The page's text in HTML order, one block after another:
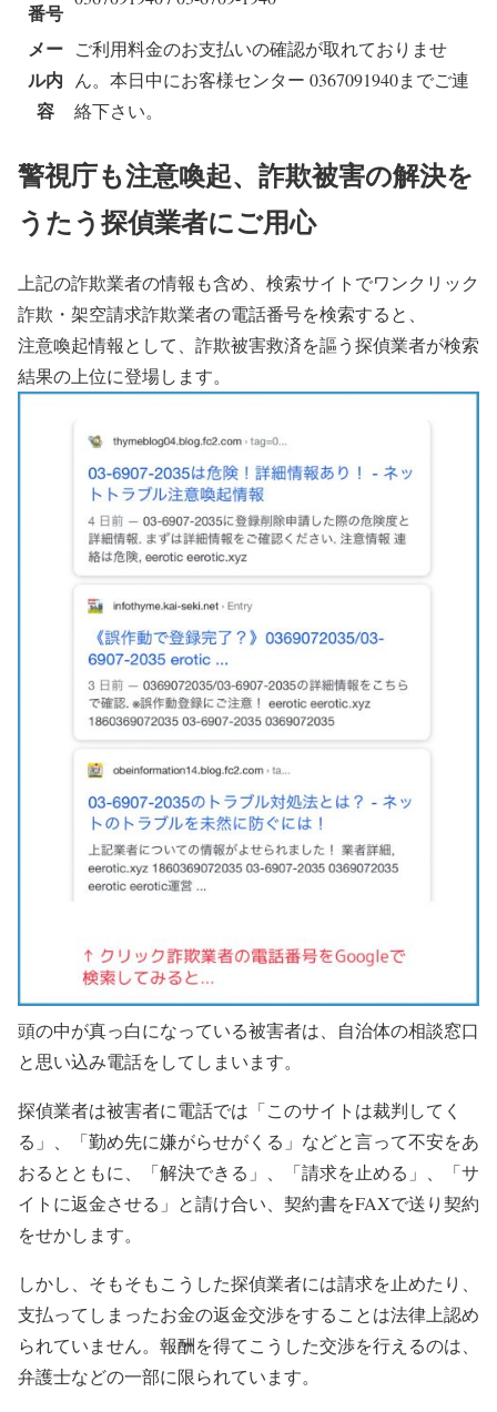
番号
メー
ル内
容
ご利用料金のお支払いの確認が取れておりませ
ん。本日中にお客様センター 0367091940までご連
絡下さい。
警視庁も注意喚起、詐欺被害の解決を
うたう探偵業者にご用心
上記の詐欺業者の情報も含め、検索サイトでワンクリック
詐欺・架空請求詐欺業者の電話番号を検索すると、
注意喚起情報として、詐欺被害救済を謳う探偵業者が検索
結果の上位に登場します。
頭の中が真っ白になっている被害者は、自治体の相談窓口
と思い込み電話をしてしまいます。
探偵業者は被害者に電話では「このサイトは裁判してく
る」、「勤め先に嫌がらせがくる」などと言って不安をあ
おるとともに、「解決できる」、「請求を止める」、「サ
イトに返金させる」と請け合い、契約書をFAXで送り契約
をせかします。
しかし、そもそもこうした探偵業者には請求を止めたり、
支払ってしまったお金の返金交渉をすることは法律上認め
られていません。報酬を得てこうした交渉を行えるのは、
弁護士などの一部に限られています。